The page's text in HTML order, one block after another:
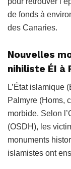
de fonds à
des Canaries.
Nouvelles
nihiliste ÉI à
L’État islamique
Palmyre (Homs,
morbide. Selon
(OSDH), les
monuments
islamistes ont